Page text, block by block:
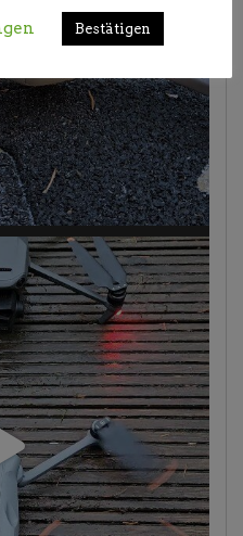
Bestätigen